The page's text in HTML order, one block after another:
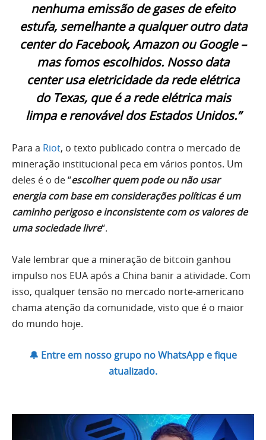
nenhuma emissão de gases de efeito
estufa, semelhante a qualquer outro data
center do Facebook, Amazon ou Google –
mas fomos escolhidos. Nosso data
center usa eletricidade da rede elétrica
do Texas, que é a rede elétrica mais
limpa e renovável dos Estados Unidos.”
Para a Riot, o texto publicado contra o mercado de
mineração institucional peca em vários pontos. Um
deles é o de “escolher quem pode ou não usar
energia com base em considerações políticas é um
caminho perigoso e inconsistente com os valores de
uma sociedade livre“.
Vale lembrar que a mineração de bitcoin ganhou
impulso nos EUA após a China banir a atividade. Com
isso, qualquer tensão no mercado norte-americano
chama atenção da comunidade, visto que é o maior
do mundo hoje.
🔔 Entre em nosso grupo no WhatsApp e fique
atualizado.